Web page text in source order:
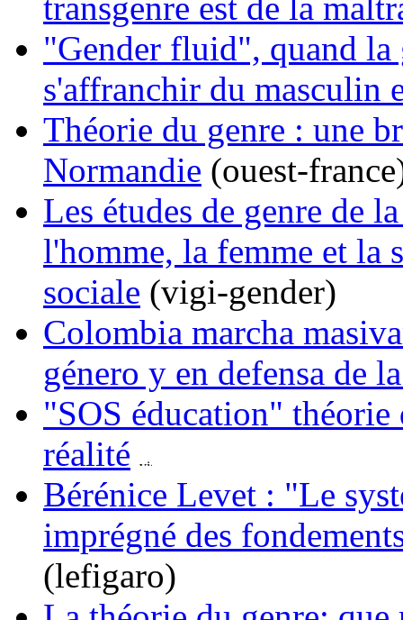
transgenre est de la
"Gender fluid", quand
s'affranchir du masculin
Théorie du genre : une
Normandie (ouest-
Les études de genre de
l'homme, la femme et la
sociale (vigi-gender)
Colombia marcha
género y en defensa de
"SOS éducation" théorie
réalité
Bérénice Levet : "Le
imprégné des
(lefigaro)